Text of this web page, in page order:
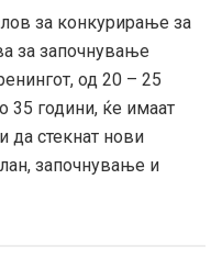
за конкурирање за
за започнување
од 20 – 25
35 години, ќе имаат
да стекнат нови
започнување и